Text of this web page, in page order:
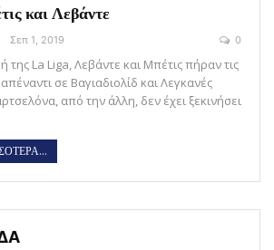
και Λεβάντε
Σεπ 1, 2019 0
της La Liga, Λεβάντε και Μπέτις πήραν τις
σε Βαγιαδιολίδ και Λεγκανές
από την άλλη, δεν έχει ξεκινήσει